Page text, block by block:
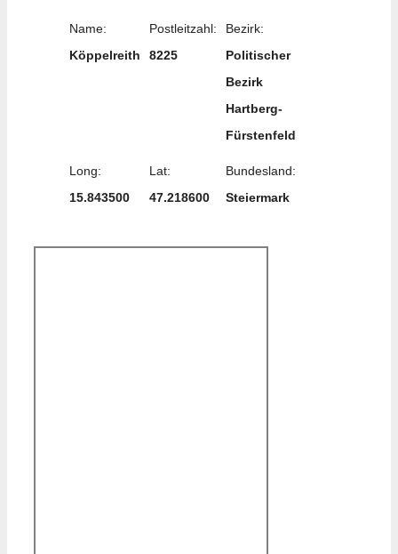
Name:
Köppelreith
Postleitzahl:
8225
Bezirk:
Politischer
Bezirk
Hartberg-
Fürstenfeld
Long:
15.843500
Lat:
47.218600
Bundesland:
Steiermark